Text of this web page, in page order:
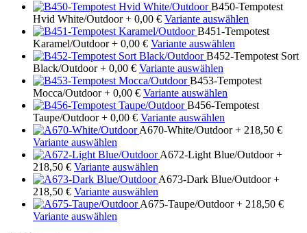
B450-Tempotest
Hvid White/Outdoor + 0,00 € Variante auswählen
B451-Tempotest
Karamel/Outdoor + 0,00 € Variante auswählen
B452-Tempotest Sort
Black/Outdoor + 0,00 € Variante auswählen
B453-Tempotest
Mocca/Outdoor + 0,00 € Variante auswählen
B456-Tempotest
Taupe/Outdoor + 0,00 € Variante auswählen
A670-White/Outdoor + 218,50 €
Variante auswählen
A672-Light Blue/Outdoor +
218,50 € Variante auswählen
A673-Dark Blue/Outdoor +
218,50 € Variante auswählen
A675-Taupe/Outdoor + 218,50 €
Variante auswählen